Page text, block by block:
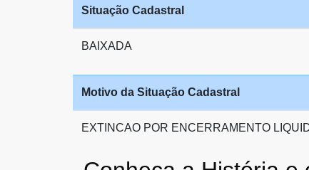
Situação Cadastral
BAIXADA
Motivo da Situação Cadastral
EXTINCAO POR ENCERRAMENTO